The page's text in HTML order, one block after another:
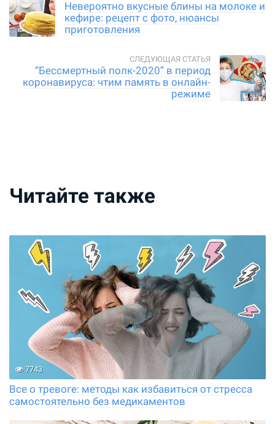
Невероятно вкусные блины на молоке и
кефире: рецепт с фото, нюансы
приготовления
“Бессмертный полк-2020” в период
коронавируса: чтим память в онлайн-
режиме
Читайте также
7743
Все о тревоге: методы как избавиться от стресса
самостоятельно без медикаментов